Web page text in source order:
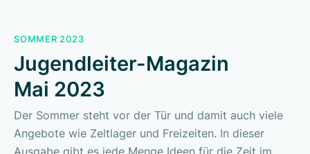
SOMMER 2023
Jugendleiter-Magazin
Mai 2023
Der Sommer steht vor der Tür und damit auch viele
Angebote wie Zeltlager und Freizeiten. In dieser
Ausgabe gibt es jede Menge Ideen für die Zeit im